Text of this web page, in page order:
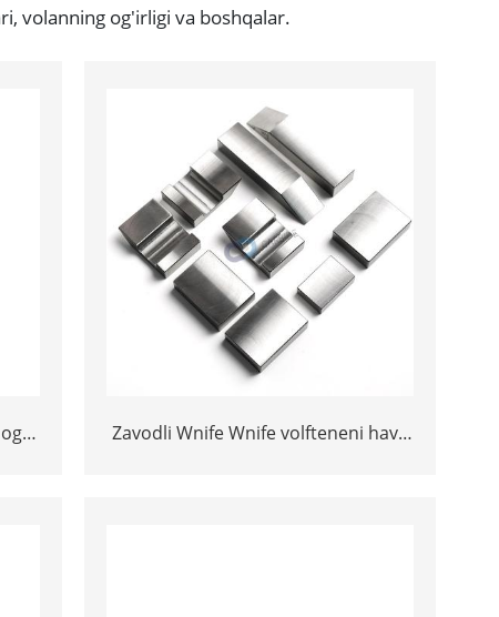
volanning og'irligi va boshqalar.
Zavodli Wnife Wnife volfteneni havo